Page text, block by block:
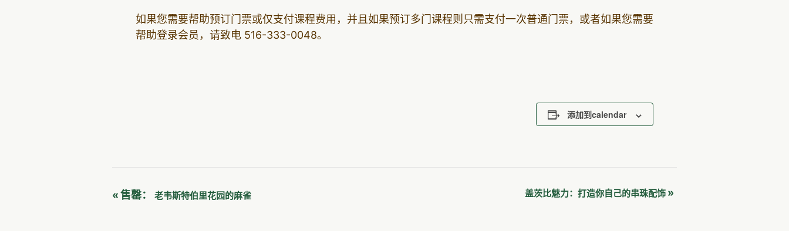
如果您需要帮助预订门票或仅支付课程费用，并且如果预订多门课程则只需支付一次普通门票，或者如果您需要
帮助登录会员，请致电 516-333-0048。
添加到calendar
活
«售罄： 老韦斯特伯里花园的麻雀 盖茨比魅力：打造你自己的串珠配饰 »